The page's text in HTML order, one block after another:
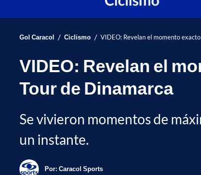
Gol Caracol / Ciclismo / VIDEO: Revelan el momento
VIDEO: Revelan el
Tour de Dinamarca
Se vivieron momentos de
un instante.
Por: Caracol Sports